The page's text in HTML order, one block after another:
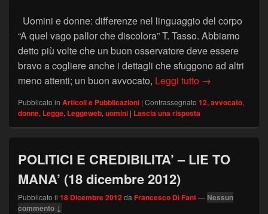
Uomini e donne: differenze nel linguaggio del corpo
“A quel vago pallor che discolora” T. Tasso. Abbiamo
detto più volte che un buon osservatore deve essere
bravo a cogliere anche i dettagli che sfuggono ad altri
meno attenti; un buon avvocato, Leggi tutto LEGGEWEB
→
Pubblicato in Articoli e Pubblicazioni | Contrassegnato 12, avvocato,
donne, Legge, Leggeweb, uomini | Lascia una risposta
POLITICI E CREDIBILITA’ – LIE TO
MANA’ (18 dicembre 2012)
Pubblicato il 18 Dicembre 2012da Francesco Di Fant— Nessun
commento ↓